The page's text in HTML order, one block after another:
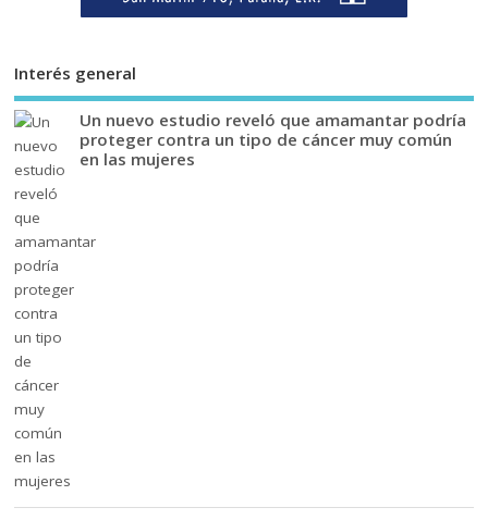
Interés general
Un nuevo estudio reveló que amamantar podría
proteger contra un tipo de cáncer muy común
en las mujeres